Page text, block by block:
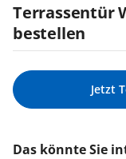
Terrassentür
bestellen
Jetzt
Das könnte Sie